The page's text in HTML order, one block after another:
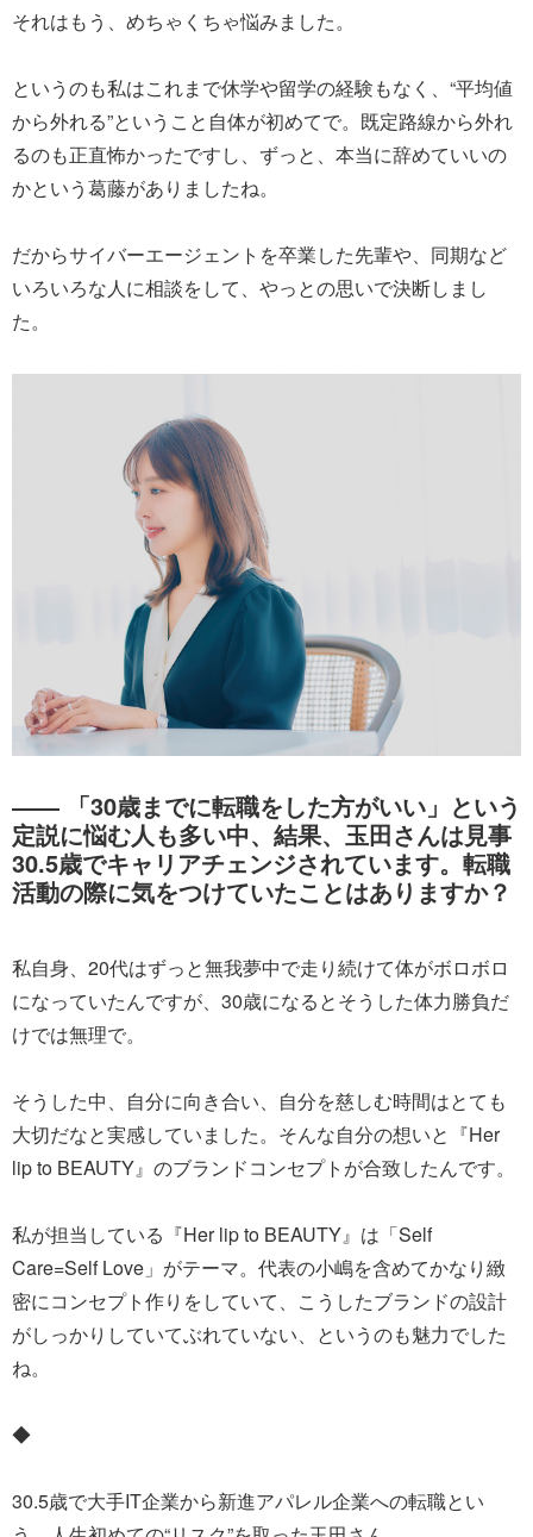
それはもう、めちゃくちゃ悩みました。
というのも私はこれまで休学や留学の経験もなく、“平均値
から外れる”ということ自体が初めてで。既定路線から外れ
るのも正直怖かったですし、ずっと、本当に辞めていいの
かという葛藤がありましたね。
だからサイバーエージェントを卒業した先輩や、同期など
いろいろな人に相談をして、やっとの思いで決断しまし
た。
―― 「30歳までに転職をした方がいい」という
定説に悩む人も多い中、結果、玉田さんは見事
30.5歳でキャリアチェンジされています。転職
活動の際に気をつけていたことはありますか？
私自身、20代はずっと無我夢中で走り続けて体がボロボロ
になっていたんですが、30歳になるとそうした体力勝負だ
けでは無理で。
そうした中、自分に向き合い、自分を慈しむ時間はとても
大切だなと実感していました。そんな自分の想いと『Her
lip to BEAUTY』のブランドコンセプトが合致したんです。
私が担当している『Her lip to BEAUTY』は「Self
Care=Self Love」がテーマ。代表の小嶋を含めてかなり緻
密にコンセプト作りをしていて、こうしたブランドの設計
がしっかりしていてぶれていない、というのも魅力でした
ね。
◆
30.5歳で大手IT企業から新進アパレル企業への転職とい